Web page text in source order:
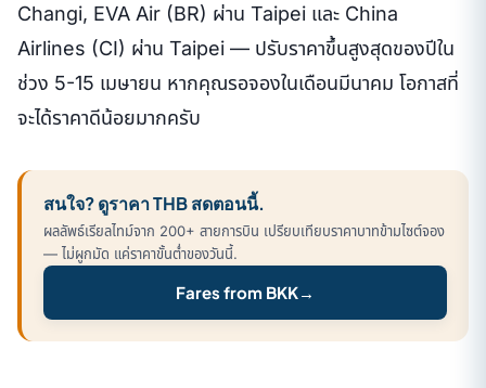
Changi, EVA Air (BR) ผ่าน Taipei และ China
Airlines (CI) ผ่าน Taipei — ปรับราคาขึ้นสูงสุดของปีใน
ช่วง 5-15 เมษายน หากคุณรอจองในเดือนมีนาคม โอกาสที่
จะได้ราคาดีน้อยมากครับ
สนใจ? ดูราคา THB สดตอนนี้.
ผลลัพธ์เรียลไทม์จาก 200+ สายการบิน เปรียบเทียบราคาบาทข้ามไซต์จอง
— ไม่ผูกมัด แค่ราคาขั้นต่ำของวันนี้.
Fares from BKK→